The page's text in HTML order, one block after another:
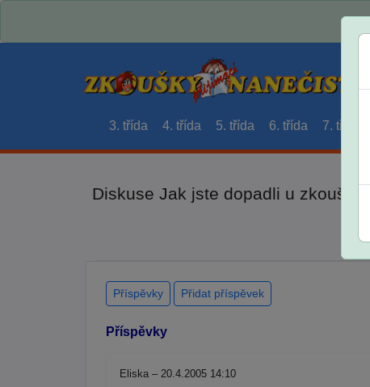
3. třída 4. třída 5. třída 6. třída 7. třída
Diskuse Jak jste dopadli u
Příspěvky Přidat příspěvek
Příspěvky
Eliska – 20.4.2005 14:10